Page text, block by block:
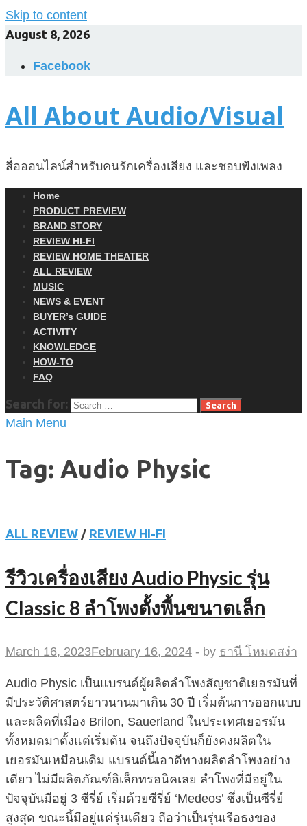
Skip to content
August 8, 2026
Facebook
All About Audio/Visual
สื่อออนไลน์สำหรับคนรักเครื่องเสียง และชอบฟังเพลง
Home
PRODUCT PREVIEW
BRAND STORY
REVIEW HI-FI
REVIEW HOME THEATER
ALL REVIEW
MUSIC
NEWS & EVENT
BUYER’s GUIDE
ACTIVITY
KNOWLEDGE
HOW-TO
FAQ
Search for:
Main Menu
Tag: Audio Physic
ALL REVIEW / REVIEW HI-FI
รีวิวเครื่องเสียง Audio Physic รุ่น
Classic 8 ลำโพงตั้งพื้นขนาดเล็ก
March 16, 2023February 16, 2024 - by ธานี โหมดสง่า
Audio Physic เป็นแบรนด์ผู้ผลิตลำโพงสัญชาติเยอรมันที่
มีประวัติศาสตร์ยาวนานมาเกิน 30 ปี เริ่มต้นการออกแบบ
และผลิตที่เมือง Brilon, Sauerland ในประเทศเยอรมัน
ทั้งหมดมาตั้งแต่เริ่มต้น จนถึงปัจจุบันก็ยังคงผลิตใน
เยอรมันเหมือนเดิม แบรนด์นี้เอาดีทางผลิตลำโพงอย่าง
เดียว ไม่มีผลิตภัณฑ์อิเล็กทรอนิคเลย ลำโพงที่มีอยู่ใน
ปัจจุบันมีอยู่ 3 ซีรี่ย์ เริ่มด้วยซีรี่ย์ ‘Medeos’ ซึ่งเป็นซีรี่ย์
สูงสุด ขณะนี้มีอยู่แค่รุ่นเดียว ถือว่าเป็นรุ่นเรือธงของ